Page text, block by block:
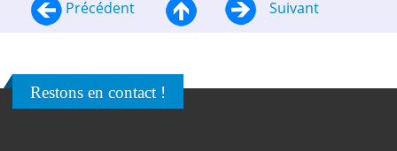
Précédent Suivant
Restons en contact !